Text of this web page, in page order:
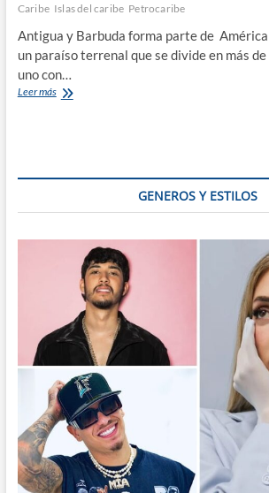
Caribe Islas del caribe Petrocaribe
Antigua y Barbuda forma parte de
un paraíso terrenal que se divide en más
uno con…
Leer másAntigua
GENEROS Y ESTILOS